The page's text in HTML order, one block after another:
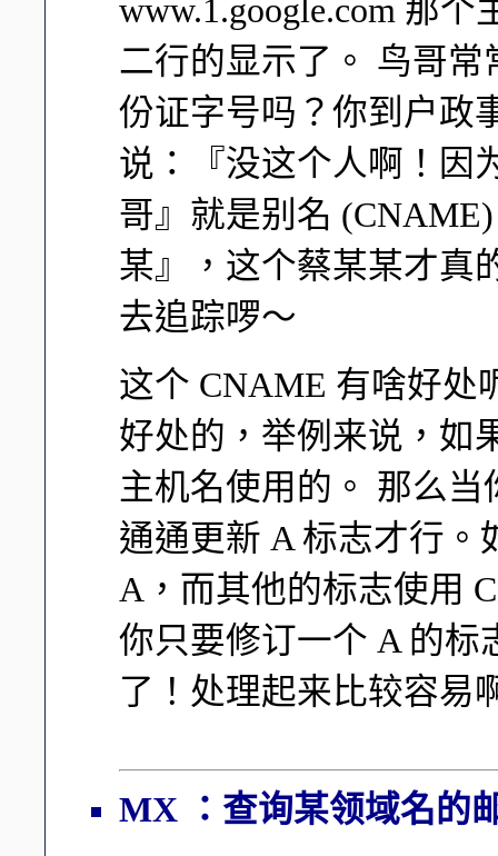
www.1.google.com 那
二行的显示了。 鸟哥
份证字号吗？你到户政
说：『没这个人啊！因
哥』就是别名
某』，这个蔡某某才真
去追踪啰～
这个 CNAME 有啥好处
好处的，举例来说，如
主机名使用的。 那么
通通更新 A 标志才行。
A，而其他的标志使用
你只要修订一个 A 的标
了！处理起来比较容易
MX ：查询某领域名的